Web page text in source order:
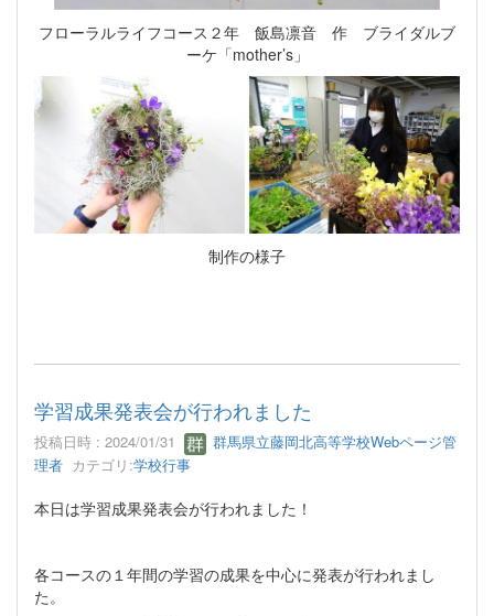
フローラルライフコース２年 飯島凛音 作 ブライダルブ
ーケ「mother’s」
制作の様子
学習成果発表会が行われました
投稿日時 : 2024/01/31
群馬県立藤岡北高等学校Webページ管
理者 カテゴリ:学校行事
本日は学習成果発表会が行われました！
各コースの１年間の学習の成果を中心に発表が行われまし
た。